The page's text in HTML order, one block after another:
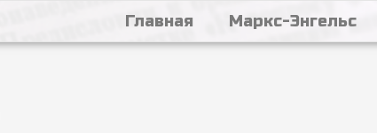
Главная Маркс-Энгельс